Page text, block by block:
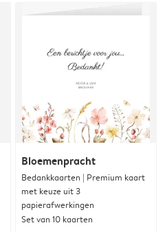
Bloemenpracht
Bedankkaarten | Premium kaart
met keuze uit 3
papierafwerkingen
Set van 10 kaarten